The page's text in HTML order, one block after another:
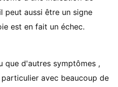
peut aussi être un signe
est en fait un échec.
que d'autres symptômes ,
avec beaucoup de